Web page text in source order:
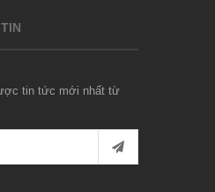
tin tức mới nhất từ